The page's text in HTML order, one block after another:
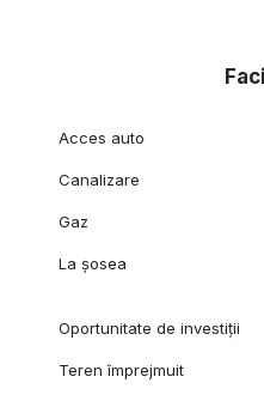
Acces auto
Canalizare
Gaz
La șosea
Oportunitate de investiții
Teren împrejmuit